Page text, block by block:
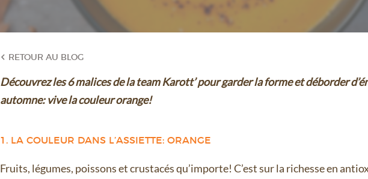
RETOUR AU BLOG
Découvrez les 6 malices de la team Karott’ pour garder la forme et déborder
automne: vive la couleur orange!
1. LA COULEUR DANS L’ASSIETTE: ORANGE
Fruits, légumes, poissons et crustacés qu’importe! C’est sur la richesse en